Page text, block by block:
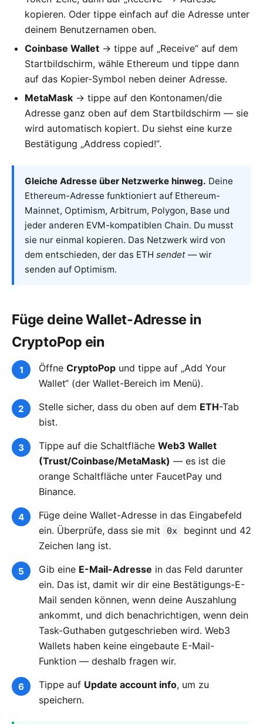
kopieren. Oder tippe einfach auf die Adresse unter
deinem Benutzernamen oben.
Coinbase Wallet → tippe auf „Receive“ auf dem
Startbildschirm, wähle Ethereum und tippe dann
auf das Kopier-Symbol neben deiner Adresse.
MetaMask → tippe auf den Kontonamen/die
Adresse ganz oben auf dem Startbildschirm — sie
wird automatisch kopiert. Du siehst eine kurze
Bestätigung „Address copied!“.
Gleiche Adresse über Netzwerke hinweg. Deine
Ethereum-Adresse funktioniert auf Ethereum-
Mainnet, Optimism, Arbitrum, Polygon, Base und
jeder anderen EVM-kompatiblen Chain. Du musst
sie nur einmal kopieren. Das Netzwerk wird von
dem entschieden, der das ETH sendet — wir
senden auf Optimism.
Füge deine Wallet-Adresse in
CryptoPop ein
Öffne CryptoPop und tippe auf „Add Your
Wallet“ (der Wallet-Bereich im Menü).
Stelle sicher, dass du oben auf dem ETH-Tab
bist.
Tippe auf die Schaltfläche Web3 Wallet
(Trust/Coinbase/MetaMask) — es ist die
orange Schaltfläche unter FaucetPay und
Binance.
Füge deine Wallet-Adresse in das Eingabefeld
ein. Überprüfe, dass sie mit
0x
beginnt und 42
Zeichen lang ist.
Gib eine E-Mail-Adresse in das Feld darunter
ein. Das ist, damit wir dir eine Bestätigungs-E-
Mail senden können, wenn deine Auszahlung
ankommt, und dich benachrichtigen, wenn dein
Task-Guthaben gutgeschrieben wird. Web3
Wallets haben keine eingebaute E-Mail-
Funktion — deshalb fragen wir.
Tippe auf Update account info, um zu
speichern.